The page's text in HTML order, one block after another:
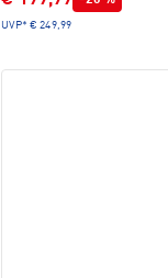
UVP* € 249,99